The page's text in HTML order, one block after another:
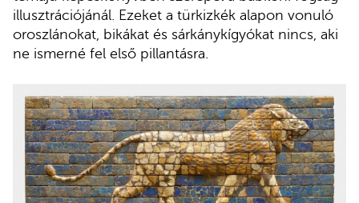
illusztrációjánál. Ezeket a türkizkék alapon vonuló
oroszlánokat, bikákat és sárkánykígyókat nincs, aki
ne ismerné fel első pillantásra.